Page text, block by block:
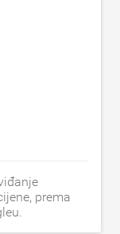
prema